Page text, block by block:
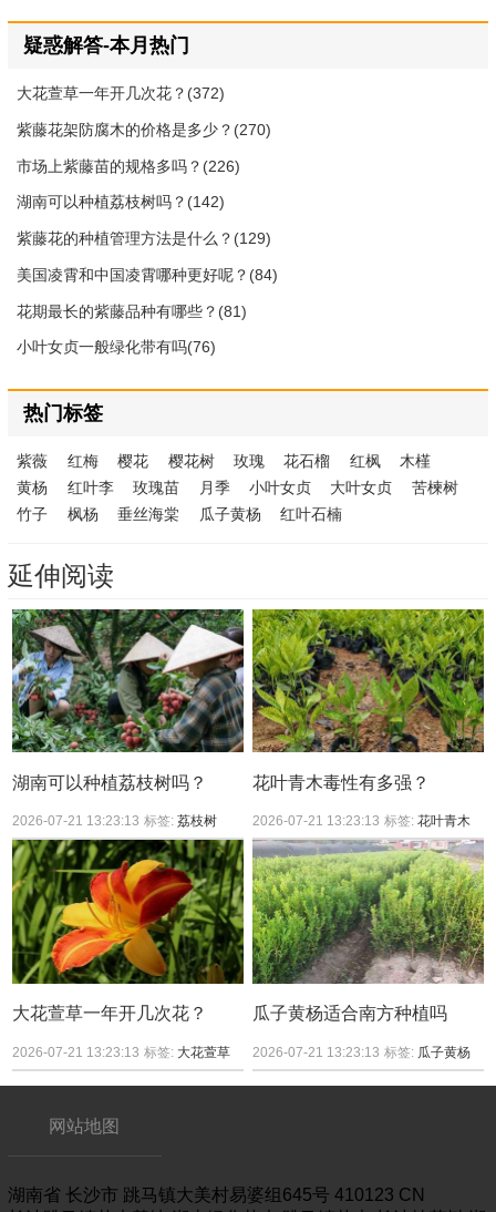
疑惑解答-本月热门
大花萱草一年开几次花？(372)
紫藤花架防腐木的价格是多少？(270)
市场上紫藤苗的规格多吗？(226)
湖南可以种植荔枝树吗？(142)
紫藤花的种植管理方法是什么？(129)
美国凌霄和中国凌霄哪种更好呢？(84)
花期最长的紫藤品种有哪些？(81)
小叶女贞一般绿化带有吗(76)
热门标签
紫薇 红梅 樱花 樱花树 玫瑰 花石榴 红枫
木槿
黄杨
红叶李 玫瑰苗 月季 小叶女贞 大叶女贞
苦楝树
竹子
枫杨 垂丝海棠 瓜子黄杨 红叶石楠
延伸阅读
湖南可以种植荔枝树吗？
2026-07-21 13:23:13 标签:荔枝树
花叶青木毒性有多强？
2026-07-21 13:23:13 标签:花叶青木
大花萱草一年开几次花？
2026-07-21 13:23:13 标签: 大花萱草
瓜子黄杨适合南方种植吗
2026-07-21 13:23:13 标签: 瓜子黄杨
网站地图
湖南省 长沙市 跳马镇大美村易婆组645号 410123 CN